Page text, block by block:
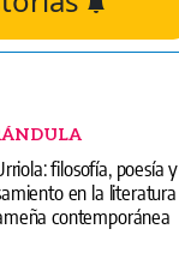
filosofía, poesía y
en la literatura
contemporánea